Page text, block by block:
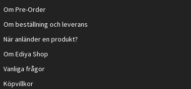
Om Pre-Order
Om beställning och leverans
När anländer en produkt?
Om Ediya Shop
Vanliga frågor
Köpvillkor